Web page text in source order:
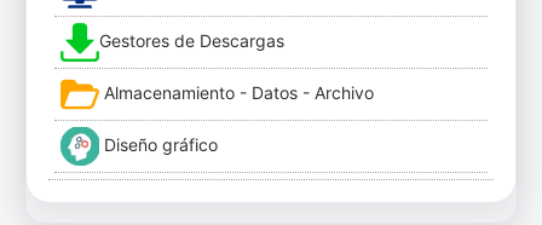
Gestores de Descargas
Almacenamiento - Datos - Archivo
Diseño gráfico